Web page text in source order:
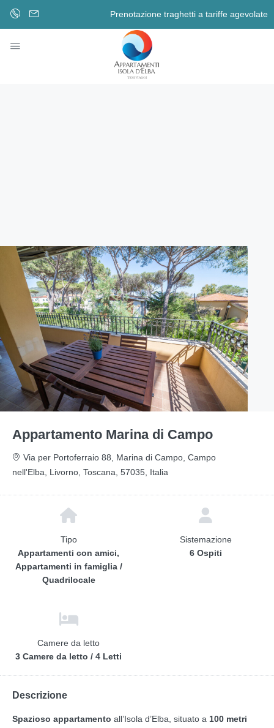
Prenotazione traghetti a tariffe agevolate
Appartamento Marina di Campo
Via per Portoferraio 88, Marina di Campo, Campo
nell'Elba, Livorno, Toscana, 57035, Italia
Tipo
Appartamenti con amici,
Appartamenti in famiglia /
Quadrilocale
Sistemazione
6 Ospiti
Camere da letto
3 Camere da letto / 4 Letti
Descrizione
Spazioso appartamento all’Isola d’Elba, situato a 100 metri